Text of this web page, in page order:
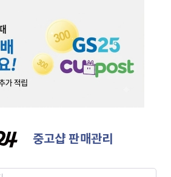
중고샵 판매관리